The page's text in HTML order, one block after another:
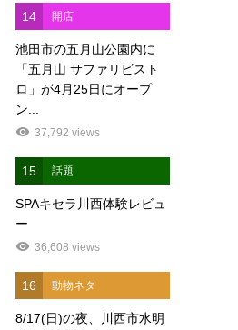
14 開店
池田市の五月山公園内に
「五月山 サファリビスト
ロ」が4月25日にオープ
ン...
37,792 views
15 話題
SPAキセラ川西体験レビュ
ー
36,608 views
16 動物ネタ
8/17(日)の夜、川西市水明